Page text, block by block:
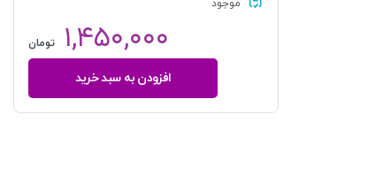
موجود
۱,۴۵۰,۰۰۰ تومان
افزودن به سبد خرید